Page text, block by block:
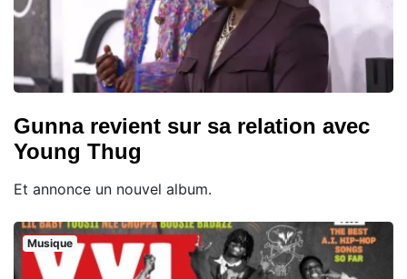
Gunna revient sur sa relation avec
Young Thug
Et annonce un nouvel album.
Musique